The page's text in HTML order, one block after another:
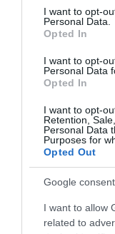
consent section.
I want to opt-
Personal Data.
Opted In
I want to opt-
Personal Data
Opted In
I want to opt-
Retention,
Personal Data
Purposes for
Opted Out
Google
I want to allow
related to
Az Egyesült
továbbra is
járataira az év
utasoknak azt
alternatív
A Southwest
több órás
A bocsánatkérés